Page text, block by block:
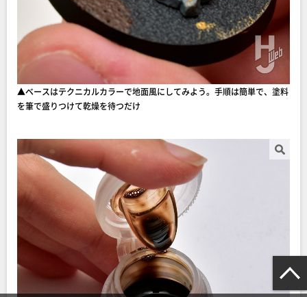
▲ベースはテクニカルカラーで地面風にしてみよう。手順は簡単で、塗料
を筆で盛りつけて乾燥を待つだけ